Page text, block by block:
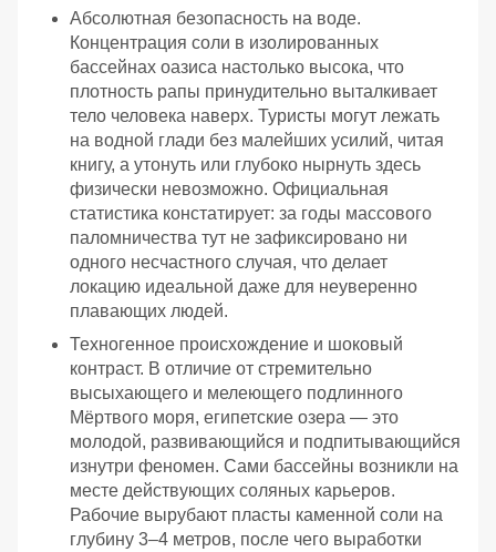
Абсолютная безопасность на воде.
Концентрация соли в изолированных
бассейнах оазиса настолько высока, что
плотность рапы принудительно выталкивает
тело человека наверх. Туристы могут лежать
на водной глади без малейших усилий, читая
книгу, а утонуть или глубоко нырнуть здесь
физически невозможно. Официальная
статистика констатирует: за годы массового
паломничества тут не зафиксировано ни
одного несчастного случая, что делает
локацию идеальной даже для неуверенно
плавающих людей.
Техногенное происхождение и шоковый
контраст. В отличие от стремительно
высыхающего и мелеющего подлинного
Мёртвого моря, египетские озера — это
молодой, развивающийся и подпитывающийся
изнутри феномен. Сами бассейны возникли на
месте действующих соляных карьеров.
Рабочие вырубают пласты каменной соли на
глубину 3–4 метров, после чего выработки